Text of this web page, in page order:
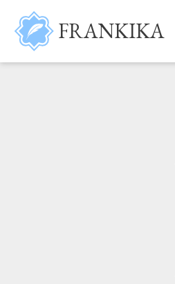
Aller au contenu principal
FRANKIKA